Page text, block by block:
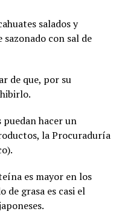
salados y
sazonado con sal de
de que, por su
puedan hacer un
la Procuraduría
es mayor en los
de grasa es casi el